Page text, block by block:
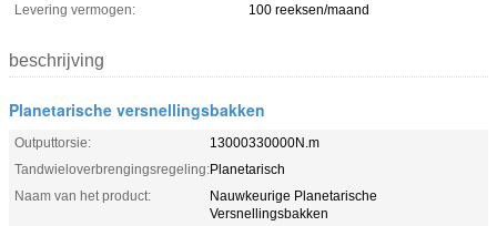
Levering vermogen:
100 reeksen/maand
beschrijving
Planetarische versnellingsbakken
Outputtorsie:
13000330000N.m
Tandwieloverbrengingsregeling:Planetarisch
Naam van het product:
Nauwkeurige Planetarische
Versnellingsbakken